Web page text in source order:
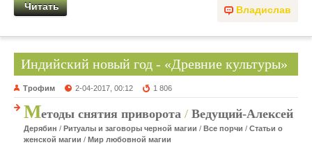
Владислав
Читать
Индийский новый год - «Древние культуры»
Трофим 2-04-2017, 00:12 1 806
Методы снятия приворота / Ведущий-Алексей
Дерябин / Ритуалы и заговоры черной магии / Все порчи / Статьи о
женской магии / Мир любовной магии